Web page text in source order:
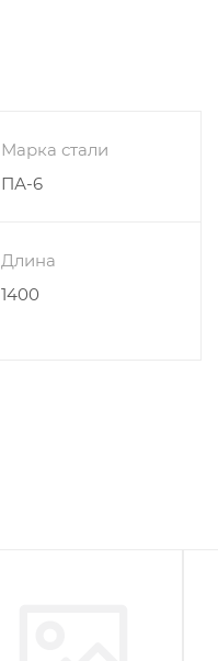
Марка стали
ПА-6
Длина
1400